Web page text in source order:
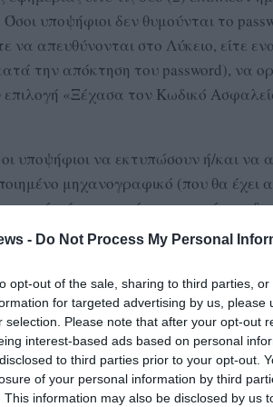
- Do Not Process My Personal
opt-out of the sale, sharing to third parties,
for targeted advertising by us, please
selection. Please note that after your opt-out
interest-based ads based on personal
to third parties prior to your opt-out.
of your personal information by third
This information may also be disclosed by us
υποψήφιοι δεν θυμούνται το
να απευθύνονται στο Λύκειο, είτε
την απόκτηση του password), να
«Ξέχασα τον Κωδικό
υποψήφιοι να εκτυπώσουν ή/και να
μηχανογραφικό (που θα έχει
ανά πάσα στιγμή να μπορούν να
των Μηχανογραφικών είναι
δεν θα μπορεί να προβεί στην
ακόμα και χρήση υπολογιστή που
στα Λύκειά τους, τα οποία θα είναι
Λυκείου και επιπλέον την